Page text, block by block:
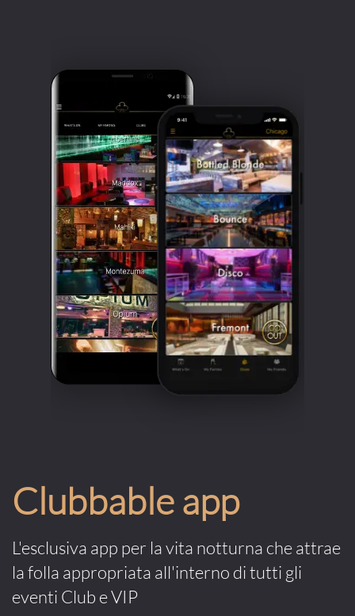
Clubbable app
L'esclusiva app per la vita notturna che attrae
la folla appropriata all'interno di tutti gli
eventi Club e VIP